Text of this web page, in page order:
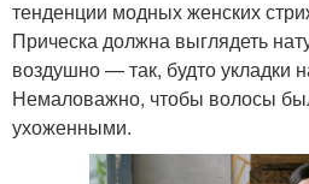
тенденции модных женских
Прическа должна выглядеть
воздушно — так, будто укладки
Немаловажно, чтобы волосы
ухоженными.